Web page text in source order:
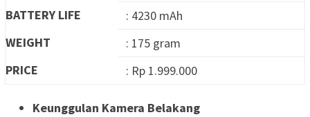
BATTERY LIFE
: 4230 mAh
WEIGHT
: 175 gram
PRICE
: Rp 1.999.000
Keunggulan Kamera Belakang